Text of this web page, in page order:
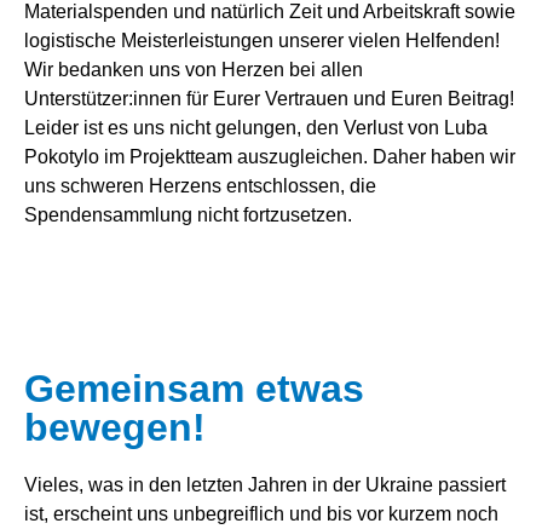
Materialspenden und natürlich Zeit und Arbeitskraft sowie
logistische Meisterleistungen unserer vielen Helfenden!
Wir bedanken uns von Herzen bei allen
Unterstützer:innen für Eurer Vertrauen und Euren Beitrag!
Leider ist es uns nicht gelungen, den Verlust von Luba
Pokotylo im Projektteam auszugleichen. Daher haben wir
uns schweren Herzens entschlossen, die
Spendensammlung nicht fortzusetzen.
Gemeinsam etwas
bewegen!
Vieles, was in den letzten Jahren in der Ukraine passiert
ist, erscheint uns unbegreiflich und bis vor kurzem noch